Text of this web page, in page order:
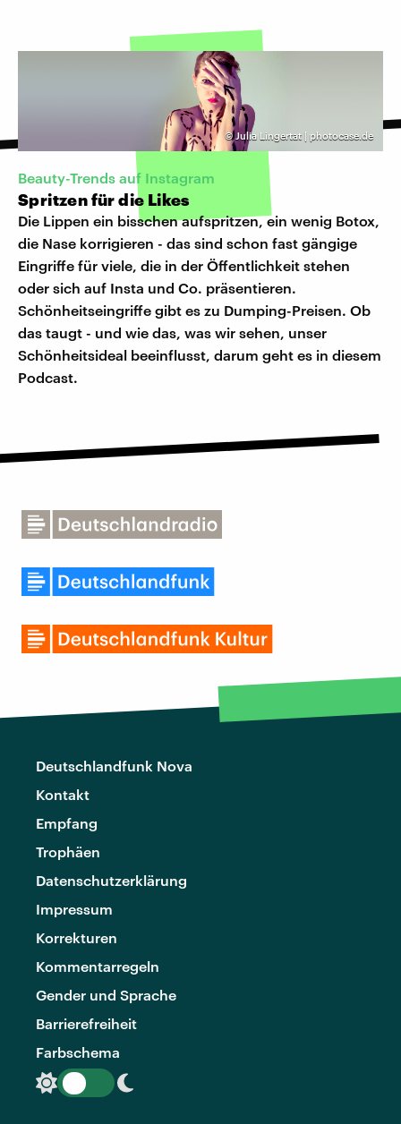
©Julia Lingertat | photocase.de
Beauty-Trends auf Instagram
Spritzen für die Likes
Die Lippen ein bisschen aufspritzen, ein wenig Botox,
die Nase korrigieren - das sind schon fast gängige
Eingriffe für viele, die in der Öffentlichkeit stehen
oder sich auf Insta und Co. präsentieren.
Schönheitseingriffe gibt es zu Dumping-Preisen. Ob
das taugt - und wie das, was wir sehen, unser
Schönheitsideal beeinflusst, darum geht es in diesem
Podcast.
Deutschlandfunk Nova
Kontakt
Empfang
Trophäen
Datenschutzerklärung
Impressum
Korrekturen
Kommentarregeln
Gender und Sprache
Barrierefreiheit
Farbschema